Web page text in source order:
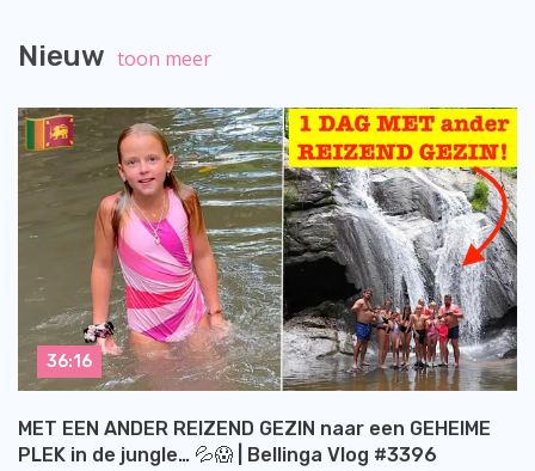
Nieuw toon meer
MET EEN ANDER REIZEND GEZIN naar een GEHEIME
PLEK in de jungle… 💦😱 | Bellinga Vlog #3396
36:16